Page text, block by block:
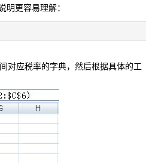
更容易理解：
应税率的字典，然后根据具体的工